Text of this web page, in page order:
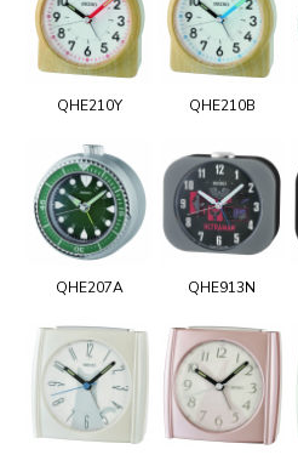
QHE210Y QHE210B
QHE207A QHE913N